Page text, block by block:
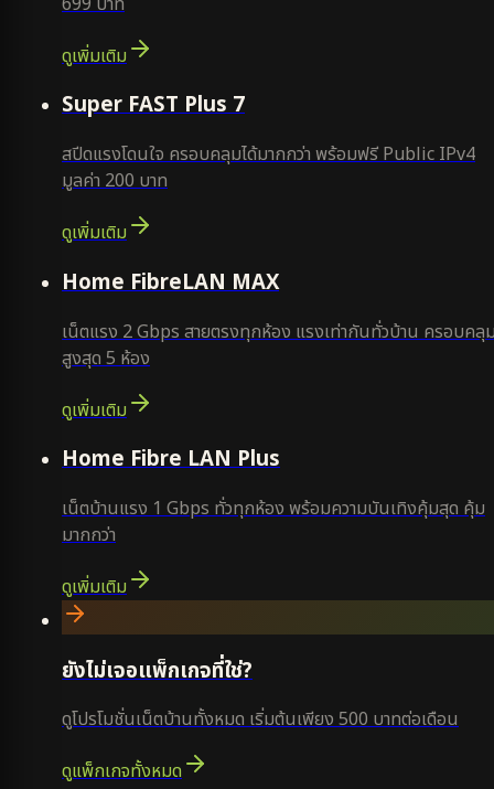
ดูเพิ่มเติม
Super FAST Plus 7
สปีดแรงโดนใจ ครอบคลุมได้มากกว่า พร้อมฟรี Public IPv4
มูลค่า 200 บาท
ดูเพิ่มเติม
Home FibreLAN MAX
เน็ตแรง 2 Gbps สายตรงทุกห้อง แรงเท่ากันทั่วบ้าน ครอบคลุ
สูงสุด 5 ห้อง
ดูเพิ่มเติม
Home Fibre LAN Plus
เน็ตบ้านแรง 1 Gbps ทั่วทุกห้อง พร้อมความบันเทิงคุ้มสุด คุ้ม
มากกว่า
ดูเพิ่มเติม
ยังไม่เจอแพ็กเกจที่ใช่?
ดูโปรโมชั่นเน็ตบ้านทั้งหมด เริ่มต้นเพียง 500 บาทต่อเดือน
ดูแพ็กเกจทั้งหมด